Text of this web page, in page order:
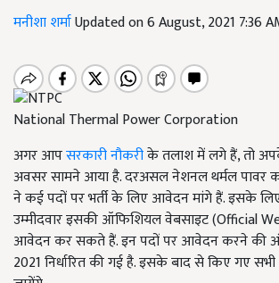
मनीशा शर्माUpdated on 6 August, 2021 7:36
National Thermal Power Corporation
अगर आपसरकारी नौकरीके तलाश में लगे हैं, तो
अवसर सामने आया है. दरअसल नेशनल थर्मल पावर
ने कई पदों पर भर्ती के लिए आवेदन मांगे हैं. इसके
उम्मीदवार इसकी ऑफिशियल वेबसाइट (Official
आवेदन कर सकते हैं. इन पदों पर आवेदन करने की
2021 निर्धारित की गई है. इसके बाद से किए गए